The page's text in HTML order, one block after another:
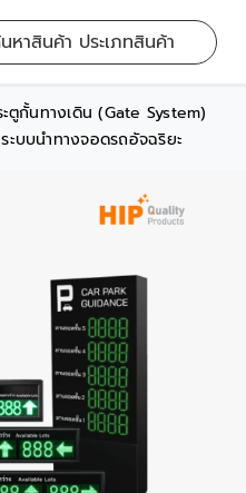
ตูกั้นทางเดิน (Gate System)
บบนำทางจอดรถอัจฉริยะ